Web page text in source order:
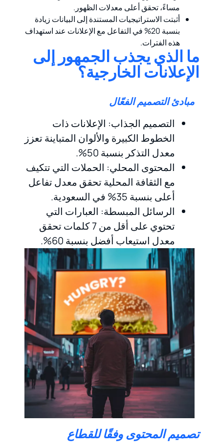
مساءً، تحقق أعلى معدلات الظهور.
أثبتت الاستراتيجيات المستندة إلى البيانات زيادة
بنسبة 20% في التفاعل مع الإعلانات عند استهداف
هذه الفترات.
ما الذي يجذب الجمهور إلى
الإعلانات الخارجية؟
مبادئ التصميم الفعّال
التصميم الجذاب: الإعلانات ذات
الخطوط الكبيرة والألوان المتباينة تعزز
معدل التذكر بنسبة 50%.
المحتوى المحلي: الحملات التي تتكيف
مع الثقافة المحلية تحقق معدل تفاعل
أعلى بنسبة 35% في السعودية.
الرسائل المبسطة: العبارات التي
تحتوي على أقل من 7 كلمات تحقق
معدل استيعاب أفضل بنسبة 60%.
تصميم المحتوى وفقًا للقطاع